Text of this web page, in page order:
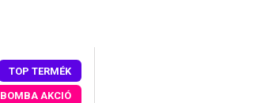
TOP TERMÉK
BOMBA AKCIÓ